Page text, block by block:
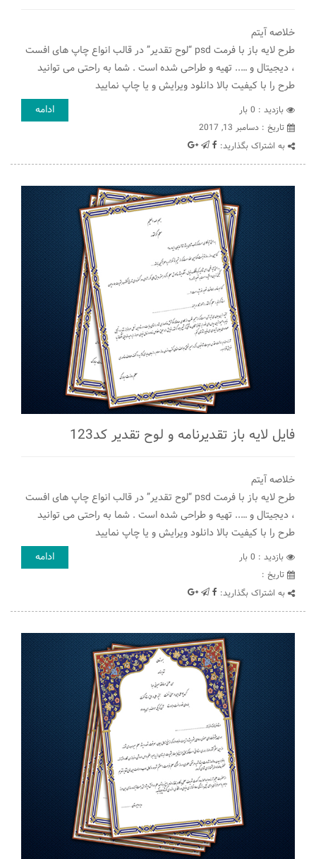
خلاصه آیتم
طرح لایه باز با فرمت psd “لوح تقدیر” در قالب انواع چاپ های افست
، دیجیتال و ….. تهیه و طراحی شده است . شما به راحتی می توانید
طرح را با کیفیت بالا دانلود ویرایش و یا چاپ نمایید
بازدید : 0 بار
تاريخ : دسامبر 13, 2017
به اشتراک بگذارید:
ادامه
فایل لایه باز تقدیرنامه و لوح تقدیر کد123
خلاصه آیتم
طرح لایه باز با فرمت psd “لوح تقدیر” در قالب انواع چاپ های افست
، دیجیتال و ….. تهیه و طراحی شده است . شما به راحتی می توانید
طرح را با کیفیت بالا دانلود ویرایش و یا چاپ نمایید
بازدید : 0 بار
تاريخ :
به اشتراک بگذارید:
ادامه